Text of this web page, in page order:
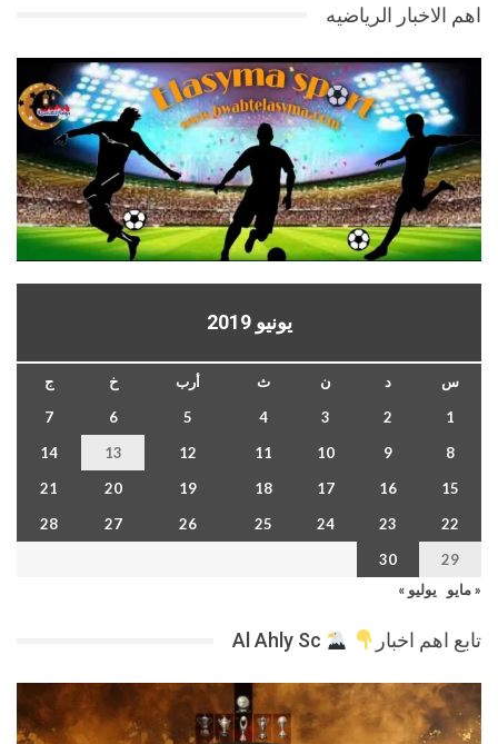
اهم الاخبار الرياضيه
يونيو 2019
س د ن ث أرب خ
ج
1
2
3
4
5
6
7
8
9
10
11
12
13
14
15
16
17
18
19
20
21
22
23
24
25
26
27
28
29
30
« مايو
يوليو »
تابع اهم اخبار